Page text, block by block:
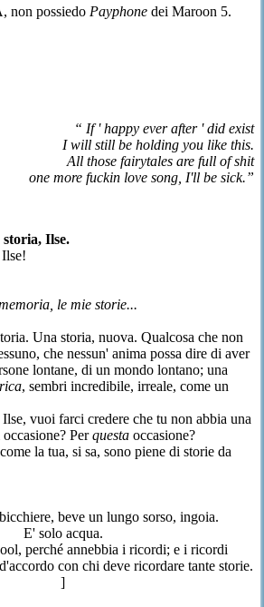
non possiedo Payphone dei Maroon 5.
“ If ' happy ever after ' did exist
I will still be holding you like this.
All those fairytales are full of shit
one more fuckin love song, I'll be sick.”
Ilse.
le mie storie...
Una storia, nuova. Qualcosa che non
che nessun' anima possa dire di aver
lontane, di un mondo lontano; una
, sembri incredibile, irreale, come un
vuoi farci credere che tu non abbia una
Perquesta occasione?
la tua, si sa, sono piene di storie da
beve un lungo sorso, ingoia.
E' solo acqua.
perché annebbia i ricordi; e i ricordi
con chi deve ricordare tante storie.
]